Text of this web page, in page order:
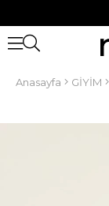
Anasayfa GİYİM